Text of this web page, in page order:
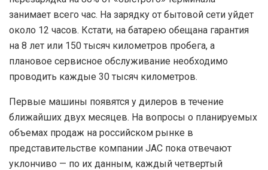
занимает всего час. На зарядку от бытовой сети уйдет
около 12 часов. Кстати, на батарею обещана гарантия
на 8 лет или 150 тысяч километров пробега, а
плановое сервисное обслуживание необходимо
проводить каждые 30 тысяч километров.
Первые машины появятся у дилеров в течение
ближайших двух месяцев. На вопросы о планируемых
объемах продаж на российском рынке в
представительстве компании JAC пока отвечают
уклончиво — по их данным, каждый четвертый